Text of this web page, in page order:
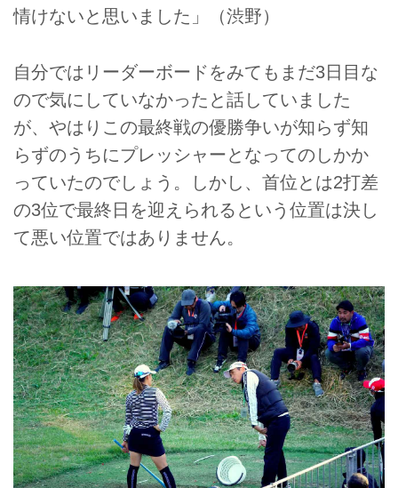
情けないと思いました」（渋野）
自分ではリーダーボードをみてもまだ3日目な
ので気にしていなかったと話していました
が、やはりこの最終戦の優勝争いが知らず知
らずのうちにプレッシャーとなってのしかか
っていたのでしょう。しかし、首位とは2打差
の3位で最終日を迎えられるという位置は決し
て悪い位置ではありません。